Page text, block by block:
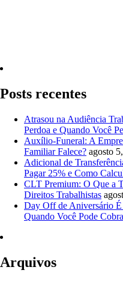
Posts recentes
Atrasou na Audiência
Perdoa e Quando Você
Auxílio-Funeral: A
Familiar Falece? agosto
Adicional de
Pagar 25% e Como
CLT Premium: O Que a
Direitos Trabalhistas
Day Off de Aniversário
Quando Você Pode
Arquivos